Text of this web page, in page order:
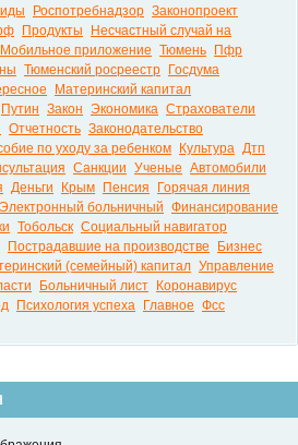
Роспотребнадзор Законопроект
Продукты
Несчастный случай на
Мобильное приложение Тюмень
Пфр
Тюменский росреестр
Госдума
Материнский капитал
Путин Закон Экономика Страхователи
Отчетность Законодательство
по уходу за ребенком Культура Дтп
Санкции Ученые Автомобили
Деньги Крым Пенсия
Горячая линия
Электронный больничный Финансирование
Тобольск Социальный навигатор
Пострадавшие на производстве
Бизнес
(семейный) капитал Управление
Больничный лист
Коронавирус
Психология успеха Главное Фсс